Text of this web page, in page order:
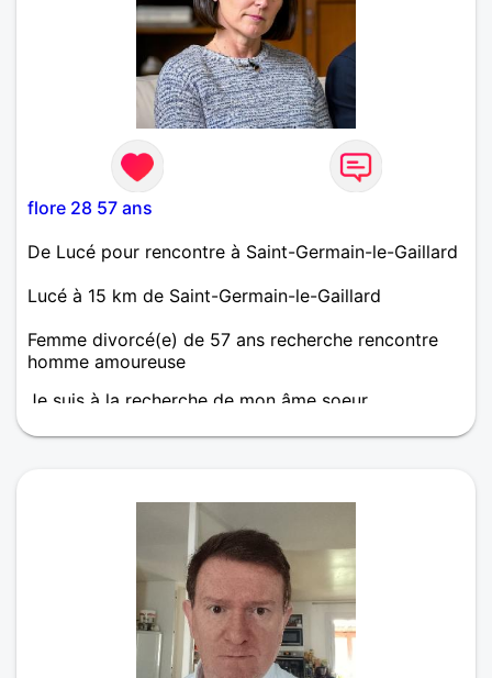
flore 28 57 ans
De Lucé pour rencontre à Saint-Germain-le-Gaillard
Lucé à 15 km de Saint-Germain-le-Gaillard
Femme divorcé(e) de 57 ans recherche rencontre
homme amoureuse
Je suis à la recherche de mon âme soeur,
fidèle, galant.